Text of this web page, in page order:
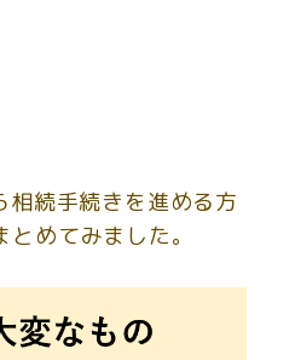
続手続きを進める方
めてみました。